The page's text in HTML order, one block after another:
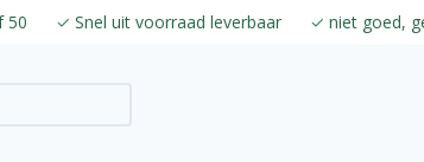
50 ✓ Snel uit voorraad leverbaar ✓ niet goed,